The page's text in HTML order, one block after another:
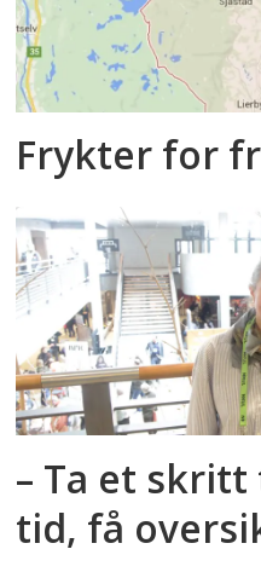
Frykter for
– Ta et
tid, få